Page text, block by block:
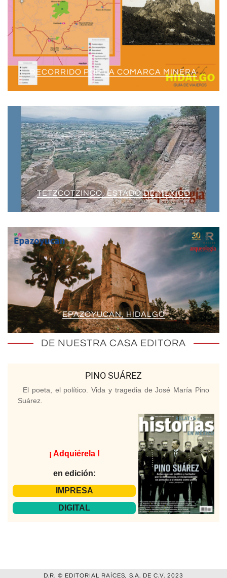
RECORRIDO POR LA COMARCA MINERA
TETZCOTZINCO, ESTADO DE MÉXICO
EPAZOYUCAN, HIDALGO
DE NUESTRA CASA EDITORA
PINO SUÁREZ
El poeta, el político. Vida y tragedia de José María Pino
Suárez.
¡ Adquiérela !
en edición:
IMPRESA
DIGITAL
D.R. © EDITORIAL RAÍCES, S.A. DE C.V. 2023